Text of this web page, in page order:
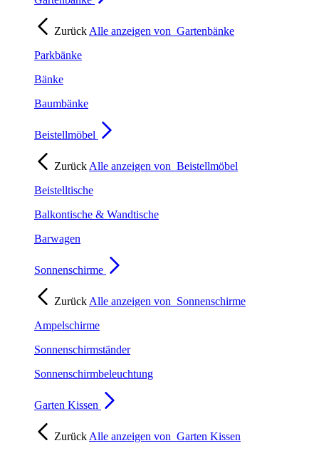
Zurück Alle anzeigen von Gartenbänke
Parkbänke
Bänke
Baumbänke
Beistellmöbel
Zurück Alle anzeigen von Beistellmöbel
Beistelltische
Balkontische & Wandtische
Barwagen
Sonnenschirme
Zurück Alle anzeigen von Sonnenschirme
Ampelschirme
Sonnenschirmständer
Sonnenschirmbeleuchtung
Garten Kissen
Zurück Alle anzeigen von Garten Kissen